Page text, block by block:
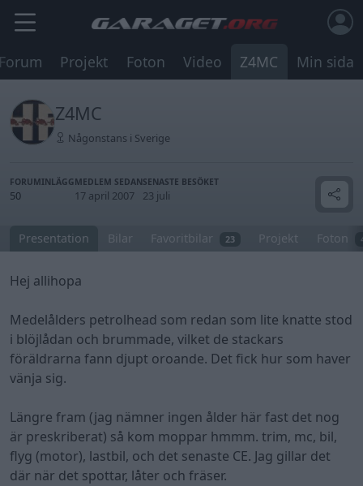
Projekt Foton Video Z4MC Min sida
Z4MC
Någonstans i Sverige
FORUMINLÄGG
50
MEDLEM SEDAN
17 april 2007
SENASTE BESÖKET
23 juli
Presentation Bilar Favoritbilar 23 Projekt Foton
Hej allihopa
Medelålders petrolhead som redan som lite knatte stod
i blöjlådan och brummade, vilket de stackars
föräldrarna fann djupt oroande. Det fick hur som haver
vänja sig.
Längre fram (jag nämner ingen ålder här fast det nog
är preskriberat) så kom moppar hmmm. trim, mc, bil,
flyg (motor), lastbil, och det senaste CE. Jag gillar det
där när det spottar, låter och fräser.